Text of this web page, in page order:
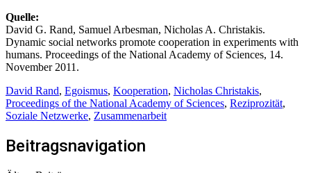
Quelle:
David G. Rand, Samuel Arbesman, Nicholas A. Christakis.
Dynamic social networks promote cooperation in experiments with
humans. Proceedings of the National Academy of Sciences, 14.
November 2011.
David Rand, Egoismus, Kooperation, Nicholas Christakis,
Proceedings of the National Academy of Sciences, Reziprozität,
Soziale Netzwerke, Zusammenarbeit
Beitragsnavigation